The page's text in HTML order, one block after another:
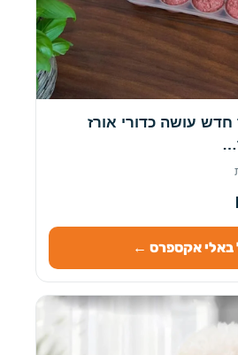
עושה כדורי אורז
באלי אקספרס ←